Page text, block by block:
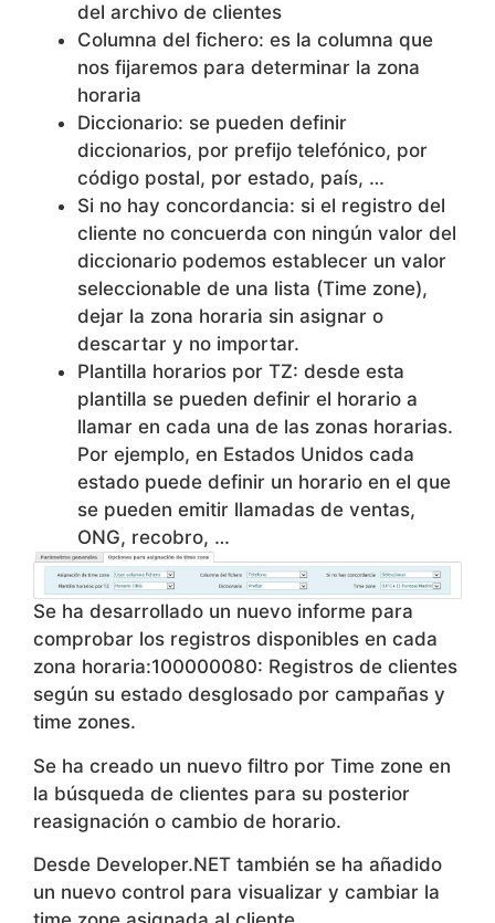
del archivo de clientes
Columna del fichero: es la columna que
nos fijaremos para determinar la zona
horaria
Diccionario: se pueden definir
diccionarios, por prefijo telefónico, por
código postal, por estado, país, …
Si no hay concordancia: si el registro del
cliente no concuerda con ningún valor del
diccionario podemos establecer un valor
seleccionable de una lista (Time zone),
dejar la zona horaria sin asignar o
descartar y no importar.
Plantilla horarios por TZ: desde esta
plantilla se pueden definir el horario a
llamar en cada una de las zonas horarias.
Por ejemplo, en Estados Unidos cada
estado puede definir un horario en el que
se pueden emitir llamadas de ventas,
ONG, recobro, …
Se ha desarrollado un nuevo informe para
comprobar los registros disponibles en cada
zona horaria:100000080: Registros de clientes
según su estado desglosado por campañas y
time zones.
Se ha creado un nuevo filtro por Time zone en
la búsqueda de clientes para su posterior
reasignación o cambio de horario.
Desde Developer.NET también se ha añadido
un nuevo control para visualizar y cambiar la